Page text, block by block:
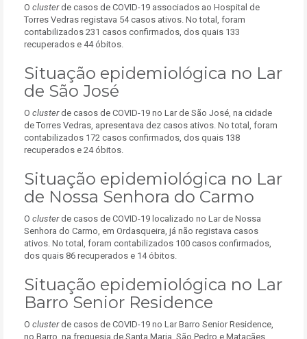
O clusterde casos de COVID-19 associados ao Hospital de
Torres Vedras registava 54 casos ativos. No total, foram
contabilizados 231 casos confirmados, dos quais 133
recuperados e 44 óbitos.
Situação epidemiológica no Lar
de São José
O clusterde casos de COVID-19 no Lar de São José, na cidade
de Torres Vedras, apresentava dez casos ativos. No total, foram
contabilizados 172 casos confirmados, dos quais 138
recuperados e 24 óbitos.
Situação epidemiológica no Lar
de Nossa Senhora do Carmo
O clusterde casos de COVID-19 localizado no Lar de Nossa
Senhora do Carmo, em Ordasqueira, já não registava casos
ativos. No total, foram contabilizados 100 casos confirmados,
dos quais 86 recuperados e 14 óbitos.
Situação epidemiológica no Lar
Barro Senior Residence
O clusterde casos de COVID-19 no Lar Barro Senior Residence,
no Barro, na freguesia de Santa Maria, São Pedro e Matacães,